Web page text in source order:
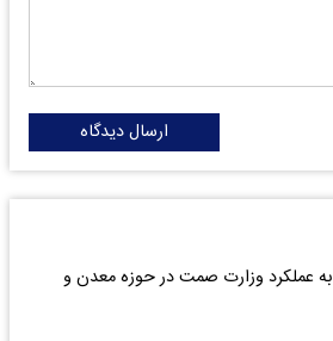
ارسال دیدگاه
سال پرچالش ۱۴۰۴ به عملکرد وزارت صمت در حوزه معدن و